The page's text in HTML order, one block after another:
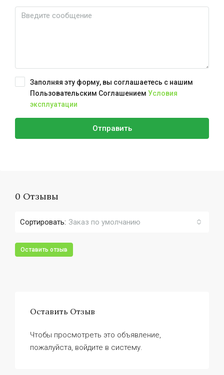
Заполняя эту форму, вы соглашаетесь с нашим
Пользовательским Соглашением Условия
эксплуатации
Отправить
0 Отзывы
Сортировать: Заказ по умолчанию
Оставить отзыв
Оставить Отзыв
Чтобы просмотреть это объявление,
пожалуйста, войдите в систему.